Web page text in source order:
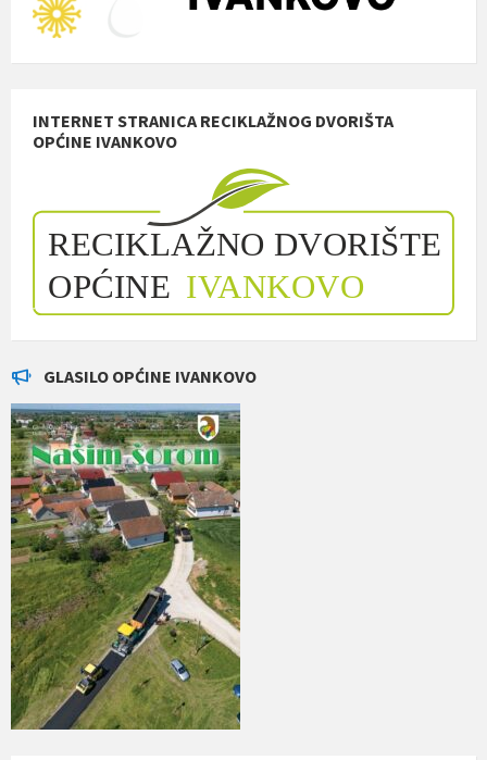
INTERNET STRANICA RECIKLAŽNOG DVORIŠTA
OPĆINE IVANKOVO
GLASILO OPĆINE IVANKOVO